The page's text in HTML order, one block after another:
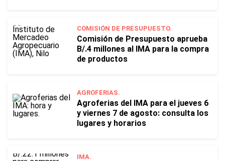
COMISIÓN DE PRESUPUESTO.
Comisión de Presupuesto aprueba
B/.4 millones al IMA para la compra
de productos
AGROFERIAS.
Agroferias del IMA para el jueves 6
y viernes 7 de agosto: consulta los
lugares y horarios
IMA.